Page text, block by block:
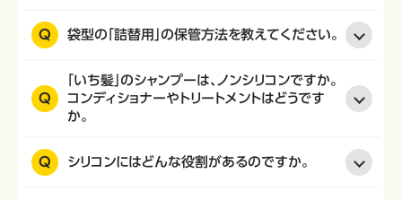
Q 袋型の「詰替用」の保管方法を教えてください。
Q
「いち髪」のシャンプーは、ノンシリコンですか。
コンディショナーやトリートメントはどうです
か。
Q シリコンにはどんな役割があるのですか。